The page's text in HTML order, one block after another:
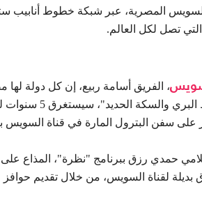
المصرية، عبر شبكة خطوط أنابيب
تصل لكل العالم.
، الفريق أسامة ربيع، إن كل دولة
والسكة الحديد"، سيستغرق 5 سنوات للانتهاء منه، وإن
سفن البترول المارة في قناة السويس بنحو 16
حمدي رزق ببرنامج "نظرة"، المذاع على
بديلة لقناة السويس، من خلال تقديم